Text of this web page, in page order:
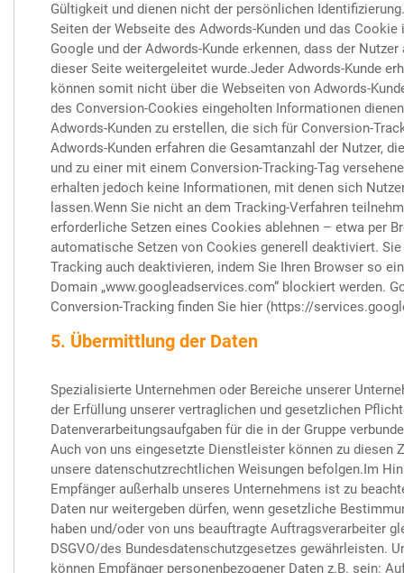
Gültigkeit und dienen nicht der persönlichen
Seiten der Webseite des Adwords-Kunden und das
Google und der Adwords-Kunde erkennen, dass der
dieser Seite weitergeleitet wurde.Jeder Adwords-Kunde
können somit nicht über die Webseiten von Adwords-
des Conversion-Cookies eingeholten Informationen
Adwords-Kunden zu erstellen, die sich für Conversion-
Adwords-Kunden erfahren die Gesamtanzahl der Nutzer,
und zu einer mit einem Conversion-Tracking-Tag
erhalten jedoch keine Informationen, mit denen sich
lassen.Wenn Sie nicht an dem Tracking-Verfahren
erforderliche Setzen eines Cookies ablehnen – etwa per
automatische Setzen von Cookies generell deaktiviert.
Tracking auch deaktivieren, indem Sie Ihren Browser so
Domain „www.googleadservices.com“ blockiert werden.
Conversion-Tracking finden Sie hier (https://
5. Übermittlung der Daten
Spezialisierte Unternehmen oder Bereiche unserer
der Erfüllung unserer vertraglichen und gesetzlichen
Datenverarbeitungsaufgaben für die in der Gruppe
Auch von uns eingesetzte Dienstleister können zu diesen
unsere datenschutzrechtlichen Weisungen befolgen.Im
Empfänger außerhalb unseres Unternehmens ist zu
Daten nur weitergeben dürfen, wenn gesetzliche
haben und/oder von uns beauftragte Auftragsverarbeiter
DSGVO/des Bundesdatenschutzgesetzes gewährleisten.
können Empfänger personenbezogener Daten z.B. sein: